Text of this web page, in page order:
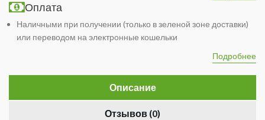
Оплата
Наличными при получении (только в зеленой зоне доставки)
или переводом на электронные кошельки
Подробнее
Описание
Отзывов (0)